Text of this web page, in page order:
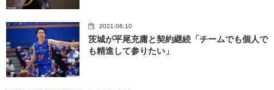
2021.06.10
茨城が平尾充庸と契約継続「チームでも個人で
も精進して参りたい」